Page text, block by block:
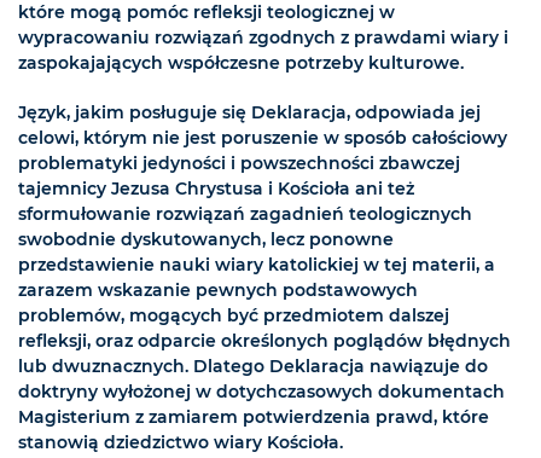
które mogą pomóc refleksji teologicznej w
wypracowaniu rozwiązań zgodnych z prawdami wiary i
zaspokajających współczesne potrzeby kulturowe.
Język, jakim posługuje się Deklaracja, odpowiada jej
celowi, którym nie jest poruszenie w sposób całościowy
problematyki jedyności i powszechności zbawczej
tajemnicy Jezusa Chrystusa i Kościoła ani też
sformułowanie rozwiązań zagadnień teologicznych
swobodnie dyskutowanych, lecz ponowne
przedstawienie nauki wiary katolickiej w tej materii, a
zarazem wskazanie pewnych podstawowych
problemów, mogących być przedmiotem dalszej
refleksji, oraz odparcie określonych poglądów błędnych
lub dwuznacznych. Dlatego Deklaracja nawiązuje do
doktryny wyłożonej w dotychczasowych dokumentach
Magisterium z zamiarem potwierdzenia prawd, które
stanowią dziedzictwo wiary Kościoła.